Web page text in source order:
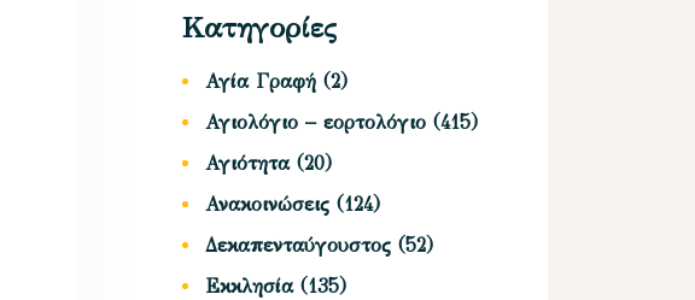
Κατηγορίες
Αγία Γραφή (2)
Αγιολόγιο – εορτολόγιο (415)
Αγιότητα(20)
Ανακοινώσεις (124)
Δεκαπενταύγουστος (52)
Εκκλησία(135)